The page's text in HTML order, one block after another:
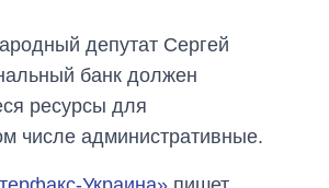
депутат Сергей
банк должен
ресурсы для
числе административные.